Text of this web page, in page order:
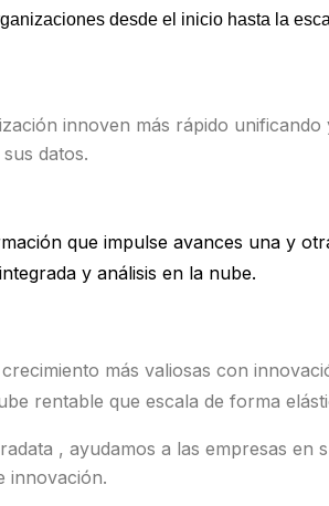
desde el inicio hasta la
innoven más rápido unificando
datos.
que impulse avances una y
y análisis en la nube.
más valiosas con
rentable que escala de forma
, ayudamos a las empresas en
innovación.